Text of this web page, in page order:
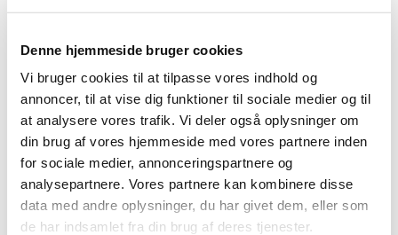
Denne hjemmeside bruger cookies
Vi bruger cookies til at tilpasse vores indhold og
annoncer, til at vise dig funktioner til sociale medier og til
at analysere vores trafik. Vi deler også oplysninger om
din brug af vores hjemmeside med vores partnere inden
for sociale medier, annonceringspartnere og
analysepartnere. Vores partnere kan kombinere disse
data med andre oplysninger, du har givet dem, eller som
de har indsamlet fra din brug af deres tjenester.
Average rating
Relevance
Product ID
Vis20 produkter pr. side
20 produkter pr. side